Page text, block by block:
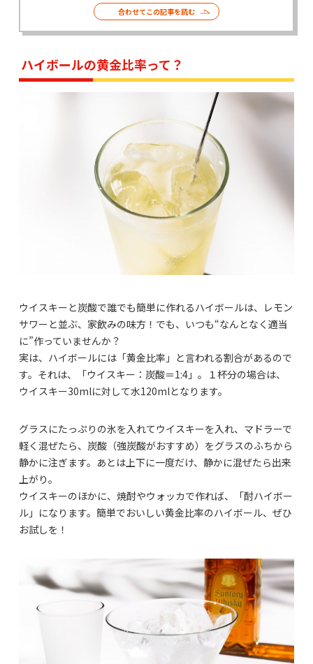
合わせてこの記事を読む
ハイボールの黄金比率って？
ウイスキーと炭酸で誰でも簡単に作れるハイボールは、レモン
サワーと並ぶ、家飲みの味方！でも、いつも“なんとなく適当
に”作っていませんか？
実は、ハイボールには「黄金比率」と言われる割合があるので
す。それは、「ウイスキー：炭酸＝1:4」。１杯分の場合は、
ウイスキー30mlに対して水120mlとなります。
グラスにたっぷりの氷を入れてウイスキーを入れ、マドラーで
軽く混ぜたら、炭酸（強炭酸がおすすめ）をグラスのふちから
静かに注ぎます。あとは上下に一度だけ、静かに混ぜたら出来
上がり。
ウイスキーのほかに、焼酎やウォッカで作れば、「酎ハイボー
ル」になります。簡単でおいしい黄金比率のハイボール、ぜひ
お試しを！